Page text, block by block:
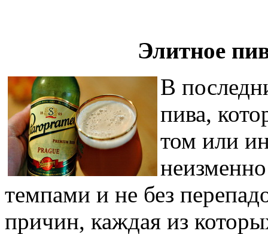
Элитное
В
пива,
том или
темпами и не без
причин, каждая из